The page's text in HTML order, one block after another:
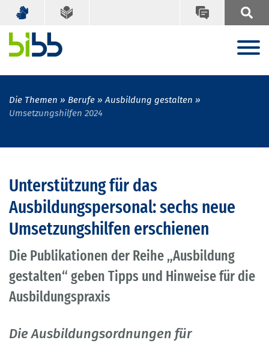
Die Themen Berufe
Ausbildung gestalten
Umsetzungshilfen 2024
Unterstützung für das
Ausbildungspersonal: sechs neue
Umsetzungshilfen erschienen
Die Publikationen der Reihe „Ausbildung
gestalten“ geben Tipps und Hinweise für die
Ausbildungspraxis
Die Ausbildungsordnungen für